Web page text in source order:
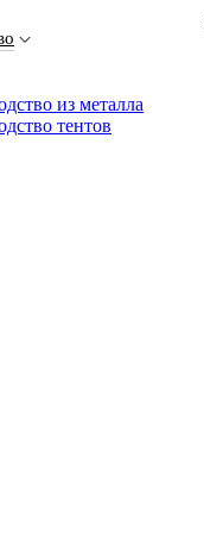
из металла
тентов